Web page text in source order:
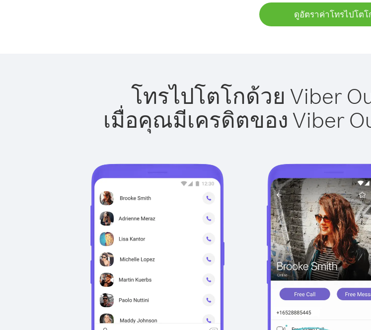
ดูอัตราค่าโทรไปโตโ
โทรไปโตโกด้วย Viber
เมื่อคุณมีเครดิตของ Viber